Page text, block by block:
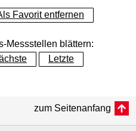
Favorit entfernen
Messstellen blättern:
Letzte
zum Seitenanfang